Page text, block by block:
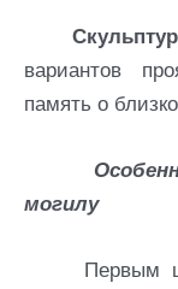
Скульптура
вариантов
память о
могилу
Первым